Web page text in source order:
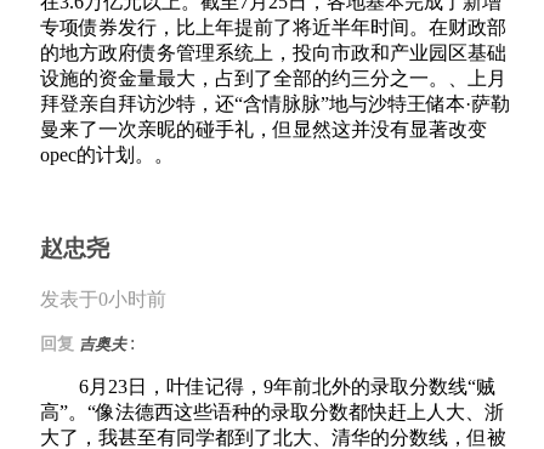
专项债券发行，比上年提前了将近半年时间。在财政部
的地方政府债务管理系统上，投向市政和产业园区基础
设施的资金量最大，占到了全部的约三分之一。、上月
拜登亲自拜访沙特，还“含情脉脉”地与沙特王储本·萨勒
曼来了一次亲昵的碰手礼，但显然这并没有显著改变
opec的计划。。
赵忠尧
发表于0小时前
回复 吉奥夫 :
6月23日，叶佳记得，9年前北外的录取分数线“贼
高”。“像法德西这些语种的录取分数都快赶上人大、浙
大了，我甚至有同学都到了北大、清华的分数线，但被